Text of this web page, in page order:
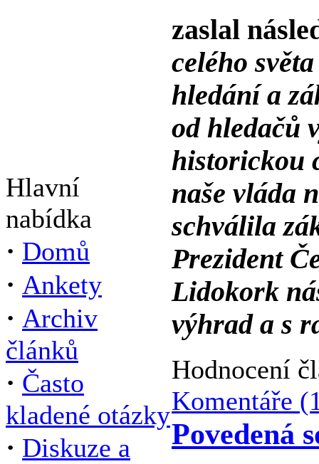
Hlavní
nabídka
· Domů
· Ankety
· Archiv
článků
· Často
kladené otázky
· Diskuze a
zaslal
celého
hledání a
od hledačů
historickou
naše vláda
schválila
Prezident
Lidokork
výhrad a s
Hodnocení
Komentáře
Povedená